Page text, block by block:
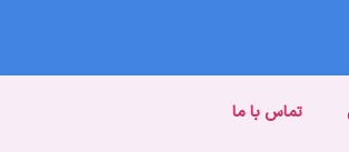
تماس با ما